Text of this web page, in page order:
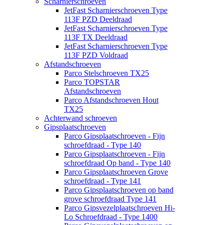
JetFast Scharnierschroeven Type
113F PZD Deeldraad
JetFast Scharnierschroeven Type
113F TX Deeldraad
JetFast Scharnierschroeven Type
113F PZD Voldraad
Afstandschroeven
Parco Stelschroeven TX25
Parco TOPSTAR
Afstandschroeven
Parco Afstandschroeven Hout
TX25
Achterwand schroeven
Gipsplaatschroeven
Parco Gipsplaatschroeven - Fijn
schroefdraad - Type 140
Parco Gipsplaatschroeven - Fijn
schroefdraad Op band - Type 140
Parco Gipsplaatschroeven Grove
schroefdraad - Type 141
Parco Gipsplaatschroeven op band
grove schroefdraad Type 141
Parco Gipsvezelplaatschroeven Hi-
Lo Schroefdraad - Type 1400